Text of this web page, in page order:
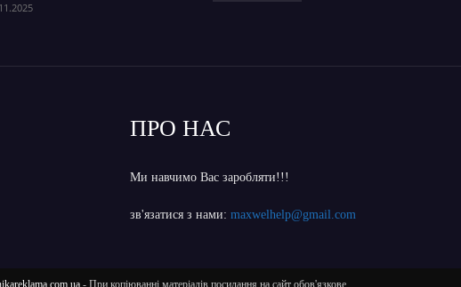
ПРО НАС
Ми навчимо Вас заробляти!!!
зв'язатися з нами: maxwelhelp@gmail.com
- При копіюванні матеріалів посилання на сайт обов'язкове.